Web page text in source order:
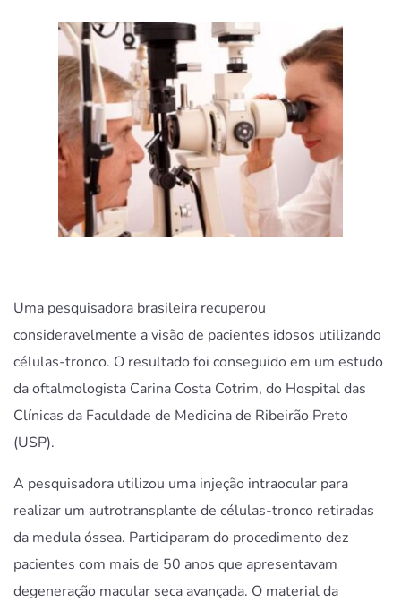
Uma pesquisadora brasileira recuperou
consideravelmente a visão de pacientes idosos utilizando
células-tronco. O resultado foi conseguido em um estudo
da oftalmologista Carina Costa Cotrim, do Hospital das
Clínicas da Faculdade de Medicina de Ribeirão Preto
(USP).
A pesquisadora utilizou uma injeção intraocular para
realizar um autrotransplante de células-tronco retiradas
da medula óssea. Participaram do procedimento dez
pacientes com mais de 50 anos que apresentavam
degeneração macular seca avançada. O material da